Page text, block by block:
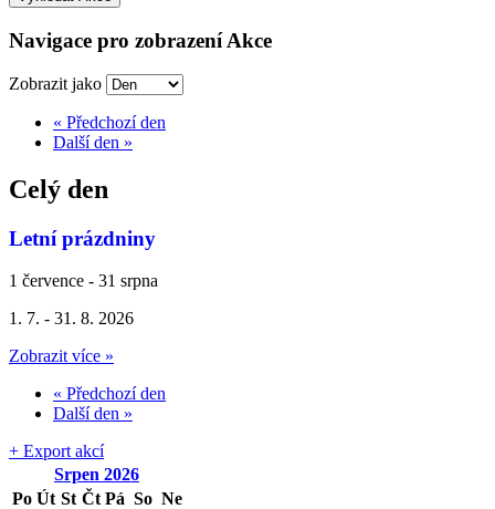
Navigace pro zobrazení Akce
Zobrazit jako
« Předchozí den
Další den »
Celý den
Letní prázdniny
1 července - 31 srpna
1. 7. - 31. 8. 2026
Zobrazit více »
« Předchozí den
Další den »
+ Export akcí
Srpen 2026
Po Út St Čt Pá So Ne